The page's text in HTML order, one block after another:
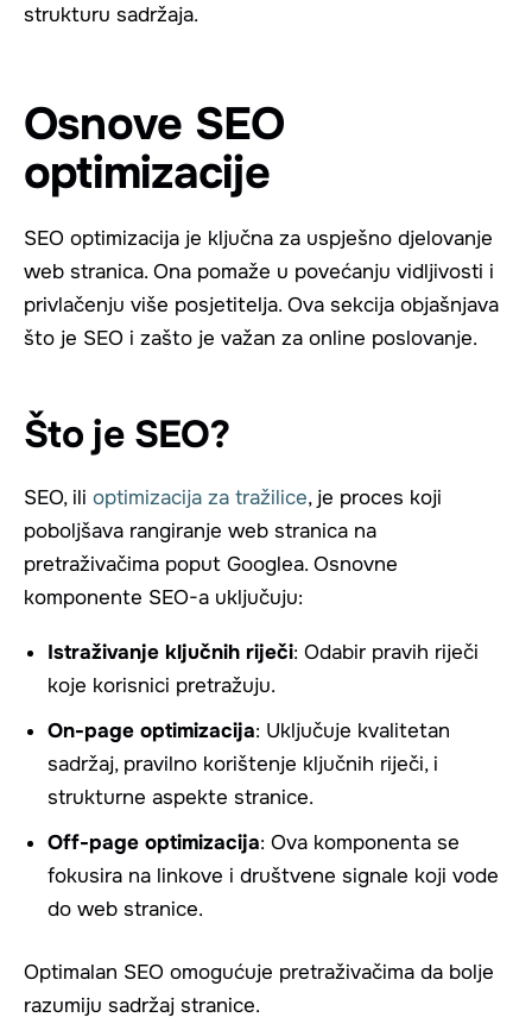
strukturu sadržaja.
Osnove SEO
optimizacije
SEO optimizacija je ključna za uspješno djelovanje
web stranica. Ona pomaže u povećanju vidljivosti i
privlačenju više posjetitelja. Ova sekcija objašnjava
što je SEO i zašto je važan za online poslovanje.
Što je SEO?
SEO, ili optimizacija za tražilice, je proces koji
poboljšava rangiranje web stranica na
pretraživačima poput Googlea. Osnovne
komponente SEO-a uključuju:
Istraživanje ključnih riječi: Odabir pravih riječi
koje korisnici pretražuju.
On-page optimizacija: Uključuje kvalitetan
sadržaj, pravilno korištenje ključnih riječi, i
strukturne aspekte stranice.
Off-page optimizacija: Ova komponenta se
fokusira na linkove i društvene signale koji vode
do web stranice.
Optimalan SEO omogućuje pretraživačima da bolje
razumiju sadržaj stranice.